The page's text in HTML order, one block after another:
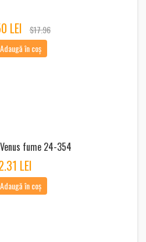
LEI
$17.96
în coș
fume 24-354
LEI
în coș